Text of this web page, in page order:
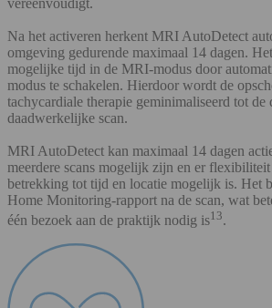
Na het activeren herkent MRI AutoDetect
omgeving gedurende maximaal 14 dagen.
mogelijke tijd in de MRI-modus door
modus te schakelen. Hierdoor wordt de
tachycardiale therapie geminimaliseerd tot de
daadwerkelijke scan.
MRI AutoDetect kan maximaal 14 dagen
meerdere scans mogelijk zijn en er
betrekking tot tijd en locatie mogelijk is. Het
Home Monitoring-rapport na de scan, wat
één bezoek aan de praktijk nodig is13.